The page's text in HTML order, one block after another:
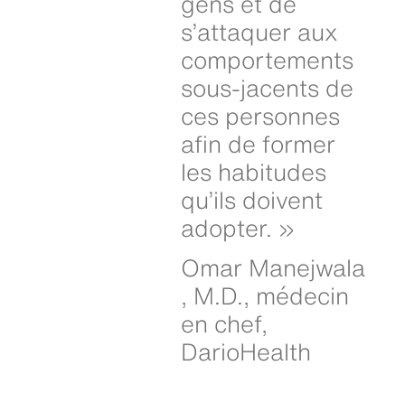
s’attaquer aux
comportements
sous-jacents de
ces personnes
afin de former
les habitudes
qu’ils doivent
adopter. »
Omar Manejwala
, M.D., médecin
en chef,
DarioHealth